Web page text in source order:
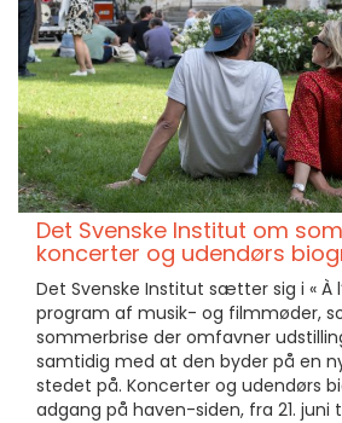
Det Svenske Institut om
koncerter og udendørs
Det Svenske Institut sætter sig i « À
program af musik- og filmmøder,
sommerbrise der omfavner
samtidig med at den byder på en
stedet på. Koncerter og udendørs
adgang på haven-siden, fra 21. juni